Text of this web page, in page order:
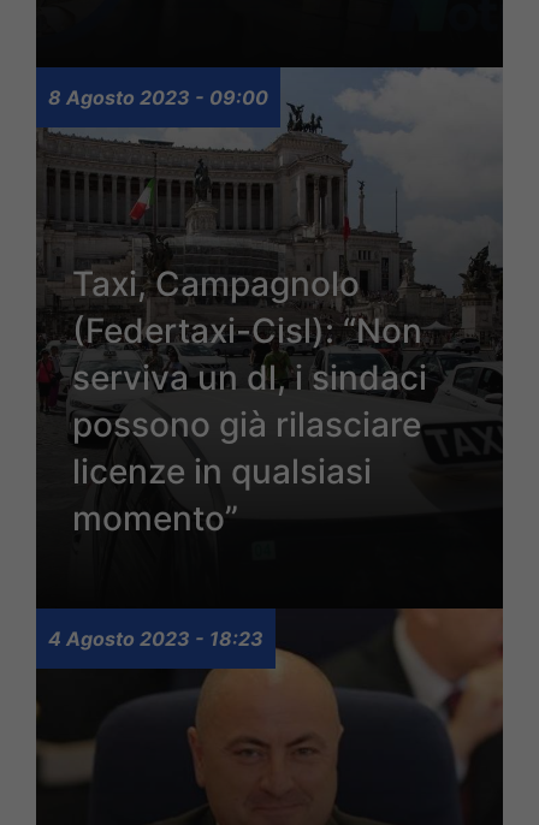
8 Agosto 2023 - 09:00
Taxi, Campagnolo
(Federtaxi-Cisl): “Non
serviva un dl, i sindaci
possono già rilasciare
licenze in qualsiasi
momento”
4 Agosto 2023 - 18:23